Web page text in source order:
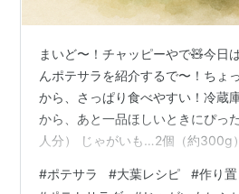
まいど〜！チャッピーやで🧸今日
んポテサラを紹介するで〜！ちょ
から、さっぱり食べやすい！冷蔵
から、あと一品ほしいときにぴっ
人分） じゃがいも…2個（約300g
5〜6枚（千切り）🌿 マヨネーズ…
#ポテサラ #大葉レシピ #作り